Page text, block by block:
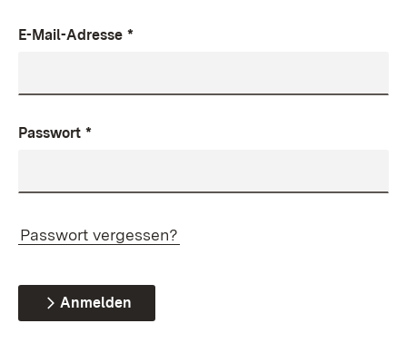
E-Mail-Adresse *
Passwort *
Passwort vergessen?
Anmelden